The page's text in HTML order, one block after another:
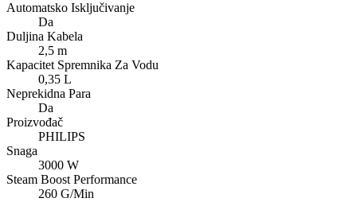
Automatsko Isključivanje
Da
Duljina Kabela
2,5 m
Kapacitet Spremnika Za Vodu
0,35 L
Neprekidna Para
Da
Proizvođač
PHILIPS
Snaga
3000 W
Steam Boost Performance
260 G/Min